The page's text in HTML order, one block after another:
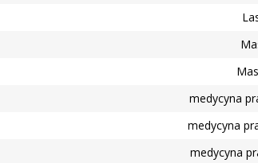
medycyna
medycyna
medycyna